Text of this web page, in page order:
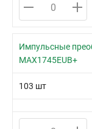
Импульсные
MAX1745EUB+
103 шт